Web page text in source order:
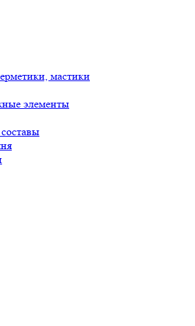
мастики
элементы